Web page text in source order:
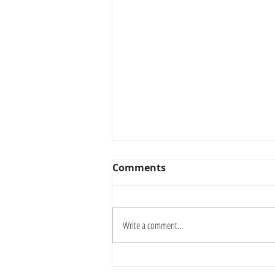
Καύσωνας δύο ημερών:
Comments
Write a comment...